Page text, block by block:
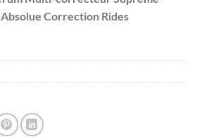
Correction Rides